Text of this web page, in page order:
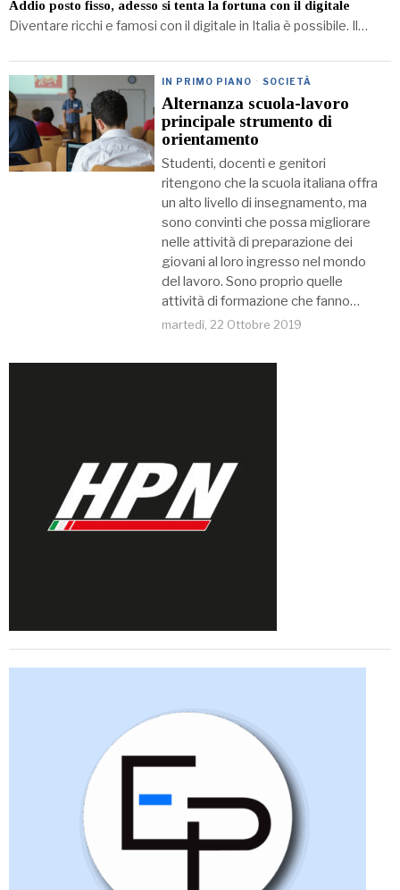
Addio posto fisso, adesso si tenta la fortuna con il digitale
Diventare ricchi e famosi con il digitale in Italia è possibile. Il…
IN PRIMO PIANO · SOCIETÀ
Alternanza scuola-lavoro
principale strumento di
orientamento
Studenti, docenti e genitori
ritengono che la scuola italiana offra
un alto livello di insegnamento, ma
sono convinti che possa migliorare
nelle attività di preparazione dei
giovani al loro ingresso nel mondo
del lavoro. Sono proprio quelle
attività di formazione che fanno…
martedì, 22 Ottobre 2019